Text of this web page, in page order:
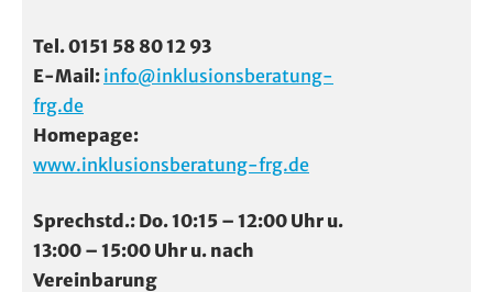
Tel. 0151 58 80 12 93
E-Mail: info@inklusionsberatung-
frg.de
Homepage:
www.inklusionsberatung-frg.de
Sprechstd.: Do. 10:15 – 12:00 Uhr u.
13:00 – 15:00 Uhr u. nach
Vereinbarung